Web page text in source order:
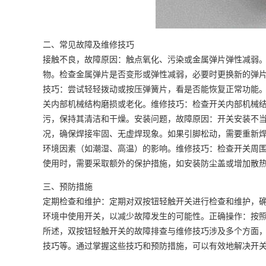
二、常见故障及维修技巧
接触不良，故障原因：触点氧化、污染或金属弹片弹性减
物。检查金属弹片是否变形或弹性减弱，必要时更换新的
技巧：尝试轻轻拨动或按压弹簧片，看是否能恢复正常功
关内部机械结构磨损或老化。维修技巧：检查开关内部机
污，保持其清洁和干燥。安装问题，故障原因：开关安装
况，确保焊接牢固、无虚焊现象。如果引脚松动，需要重
环境因素（如潮湿、高温）的影响。维修技巧：检查开关
使用时，需要采取额外的保护措施，如安装防尘盖或增加散
三、预防措施
定期检查和维护：定期对双按钮轻触开关进行检查和维护
环境中使用开关，以减少故障发生的可能性。正确操作：
所述，双按钮轻触开关的故障排查与维修技巧涉及多个方
技巧等。通过掌握这些技巧和预防措施，可以有效地解决开